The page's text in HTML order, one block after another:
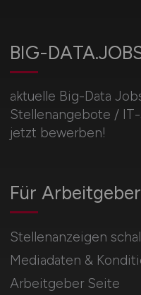
BIG-
aktuelle Big-Data
Stellenangebote /
jetzt bewerben!
Für Arbeitgeber
Stellenanzeigen
Mediadaten &
Arbeitgeber Seite